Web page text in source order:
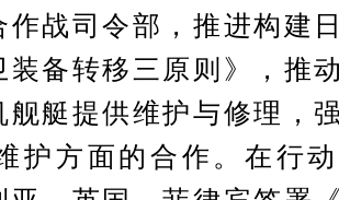
战司令部，推进构建
备转移三原则》，推
艇提供维护与修理，
护方面的合作。在行